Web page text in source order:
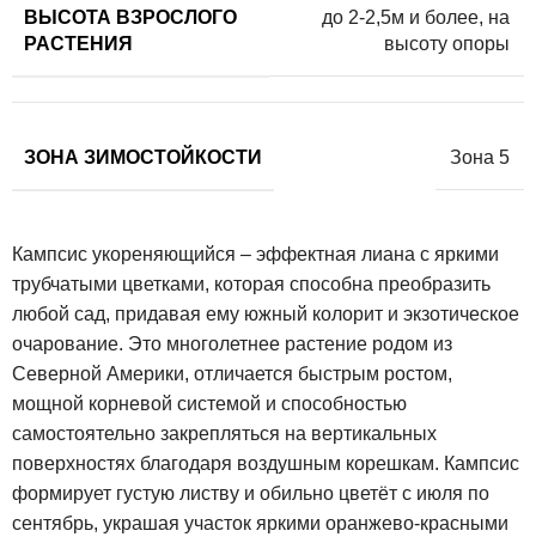
ВЫСОТА ВЗРОСЛОГО
РАСТЕНИЯ
до 2-2,5м и более, на
высоту опоры
ЗОНА ЗИМОСТОЙКОСТИ Зона 5
Кампсис укореняющийся – эффектная лиана с яркими
трубчатыми цветками, которая способна преобразить
любой сад, придавая ему южный колорит и экзотическое
очарование. Это многолетнее растение родом из
Северной Америки, отличается быстрым ростом,
мощной корневой системой и способностью
самостоятельно закрепляться на вертикальных
поверхностях благодаря воздушным корешкам. Кампсис
формирует густую листву и обильно цветёт с июля по
сентябрь, украшая участок яркими оранжево-красными